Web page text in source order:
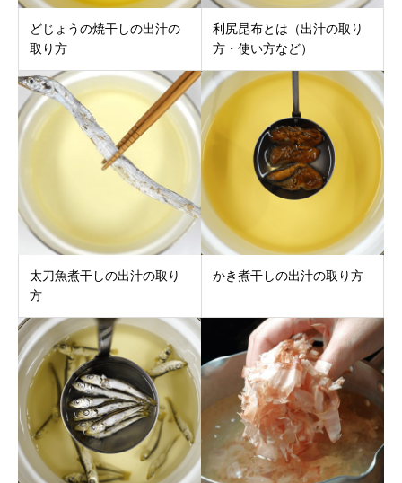
どじょうの焼干しの出汁の
取り方
利尻昆布とは（出汁の取り
方・使い方など）
太刀魚煮干しの出汁の取り
方
かき煮干しの出汁の取り方